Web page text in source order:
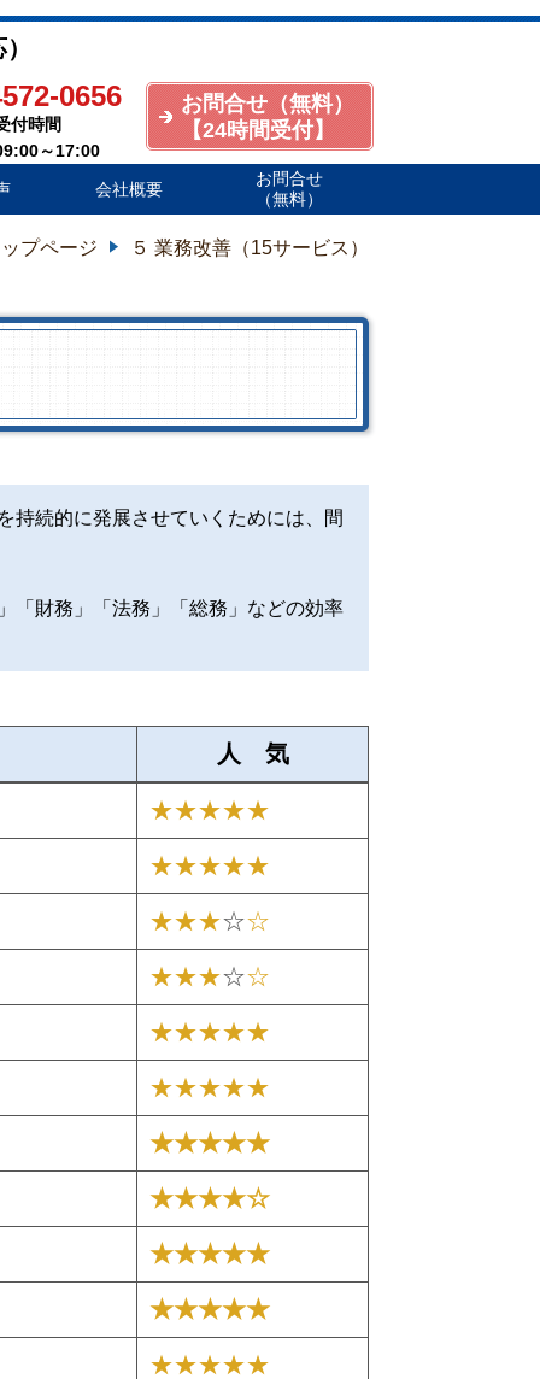
0656
時間
～17:00
お問合せ（無料）
【24時間受付】
会社概要
お問合せ
（無料）
プページ ５ 業務改善（15サービス）
持続的に発展させていくためには、間
「財務」「法務」「総務」などの効率
人 気
★★★★★
★★★★★
★★★☆☆
★★★☆☆
★★★★★
★★★★★
★★★★★
★★★★☆
★★★★★
★★★★★
★★★★★